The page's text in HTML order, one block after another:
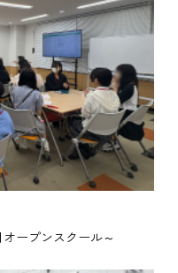
ープンスクール～